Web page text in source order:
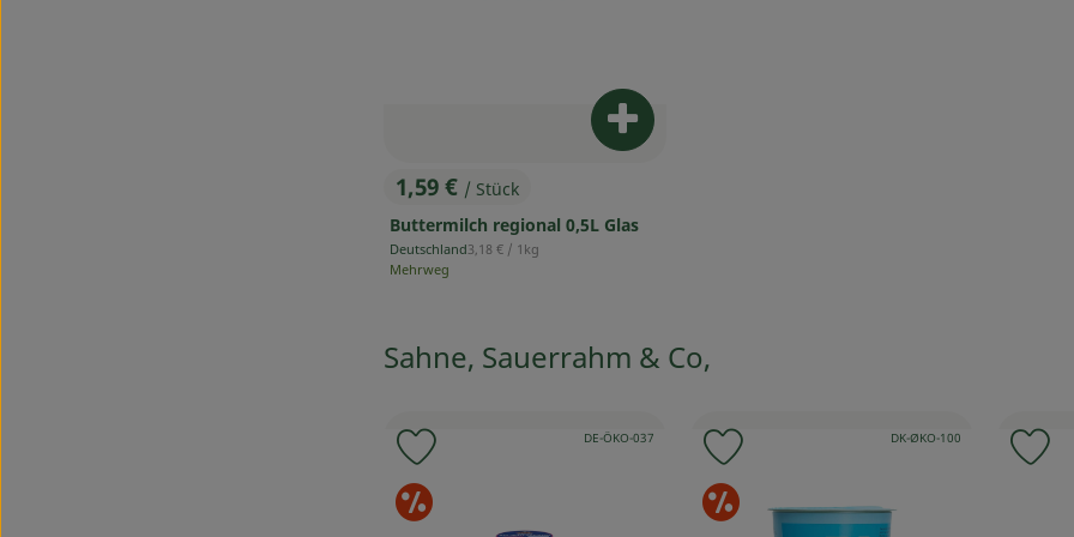
, Preis:
1,59 € / Stück
Buttermilch regional 0,5L Glas
, Herkunft:
Deutschland, Referenzpreis:
3,18 € / 1kg
Mehrweg
Produkt zum Warenkorb hinzufügen
Sahne, Sauerrahm & Co,
, Kontrollstelle:
DE-ÖKO-037
Sonderangebote
Produkt zu Favouriten hinzufügen
, Kontrollstelle:
DK-ØKO-100
Sonderangebote
Produkt zu Favouriten hinzufügen